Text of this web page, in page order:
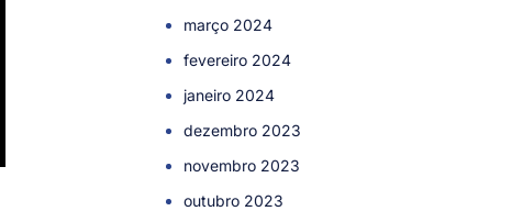
março 2024
fevereiro 2024
janeiro 2024
dezembro 2023
novembro 2023
outubro 2023